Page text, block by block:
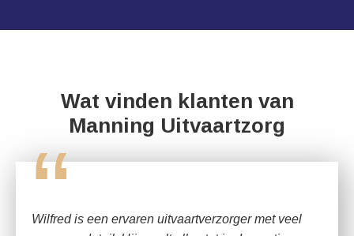
Wat vinden klanten van
Manning Uitvaartzorg
“
Wilfred is een ervaren uitvaartverzorger met veel